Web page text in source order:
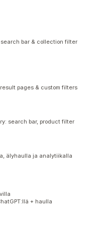
bar & collection filter
pages & custom filters
search bar, product filter
älyhaulla ja analytiikalla
+ haulla